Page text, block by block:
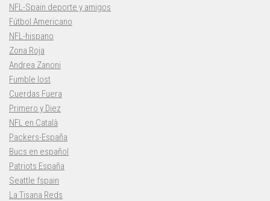
NFL-Spain deporte y amigos
Fútbol Americano
NFL-hispano
Zona Roja
Andrea Zanoni
Fumble lost
Cuerdas Fuera
Primero y Diez
NFL en Català
Packers-España
Bucs en español
Patriots España
Seattle fspain
La Tisana Reds